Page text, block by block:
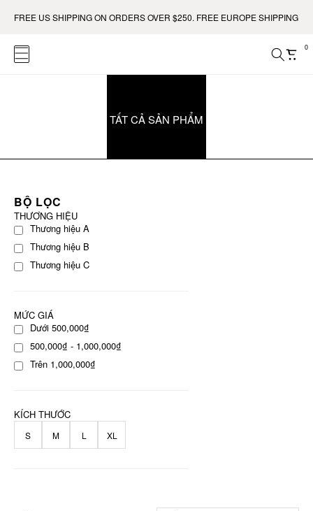
FREE US SHIPPING ON ORDERS OVER $250. FREE EUROPE SHIPPING ON
0
TẤT CẢ SẢN PHẨM
BỘ LỌC
THƯƠNG HIỆU
Thương hiệu A
Thương hiệu B
Thương hiệu C
MỨC GIÁ
Dưới 500,000₫
500,000₫ - 1,000,000₫
Trên 1,000,000₫
KÍCH THƯỚC
S M L XL